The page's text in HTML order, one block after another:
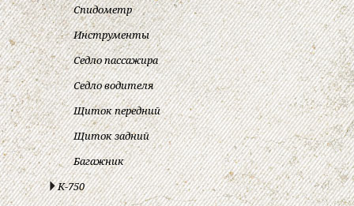
Спидометр
Инструменты
Седло пассажира
Седло водителя
Щиток передний
Щиток задний
Багажник
К-750